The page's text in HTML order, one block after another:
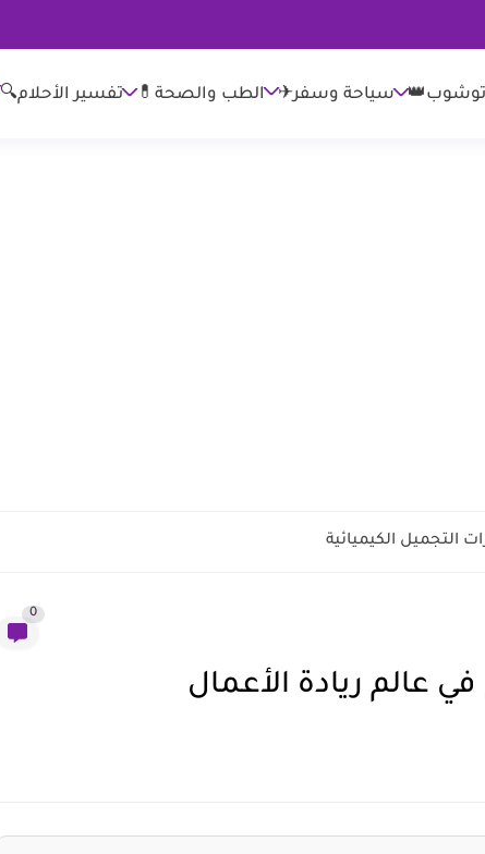
سياحة وسفر✈ الطب والصحة💊 تفسير الأحلام🔍
التجميل الكيميائية
0
عالم ريادة الأعمال